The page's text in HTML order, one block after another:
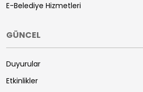
E-Belediye Hizmetleri
GÜNCEL
Duyurular
Etkinlikler